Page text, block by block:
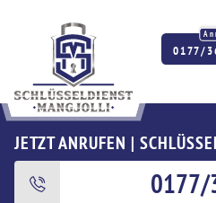
0177/
JETZT ANRUFEN |
0177/